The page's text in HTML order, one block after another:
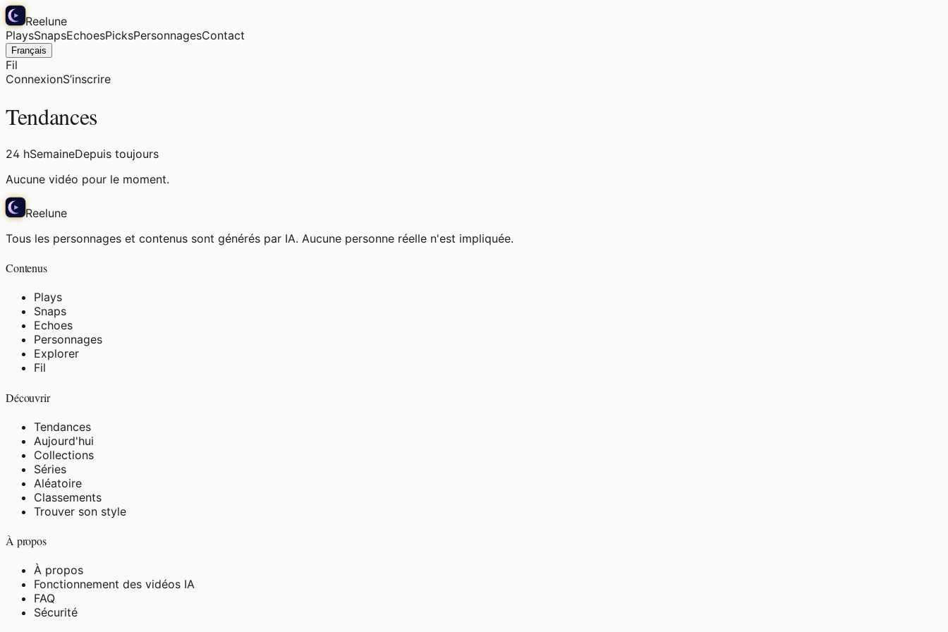
Reelune
PlaysSnapsEchoesPicksPersonnagesContact
Français
Fil
ConnexionS’inscrire
Tendances
24 hSemaineDepuis toujours
Aucune vidéo pour le moment.
Reelune
Tous les personnages et contenus sont générés par IA. Aucune personne réelle n'est impliquée.
Contenus
Plays
Snaps
Echoes
Personnages
Explorer
Fil
Découvrir
Tendances
Aujourd'hui
Collections
Séries
Aléatoire
Classements
Trouver son style
À propos
À propos
Fonctionnement des vidéos IA
FAQ
Sécurité